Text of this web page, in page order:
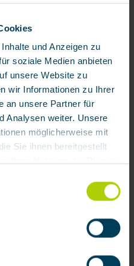
und Anzeigen zu
soziale Medien anbieten
unsere Website zu
wir Informationen zu Ihrer
an unsere Partner für
Analysen weiter. Unsere
möglicherweise mit
Sie ihnen bereitgestellt
akzeptieren / etc.]“
in die Weitergabe über
an unseren Partner, die
Ihnen nicht persönlich
für industriellen
bietet
Serviceleistungen wie
und Reparatur,